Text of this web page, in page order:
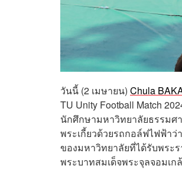
วันนี้ (2 เมษายน) Chula
TU Unity Football Match
นักศึกษามหาวิทยาลัยธรรมศ
พระเกี้ยวด้วยรถกอล์ฟไฟฟ้า
ของมหาวิทยาลัยที่ได้รับพระ
พระบาทสมเด็จพระจุลจอมเก